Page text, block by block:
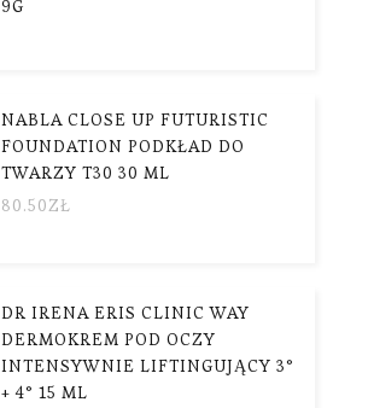
9G
NABLA CLOSE UP FUTURISTIC
FOUNDATION PODKŁAD DO
TWARZY T30 30 ML
80.50ZŁ
DR IRENA ERIS CLINIC WAY
DERMOKREM POD OCZY
INTENSYWNIE LIFTINGUJĄCY 3°
+ 4° 15 ML